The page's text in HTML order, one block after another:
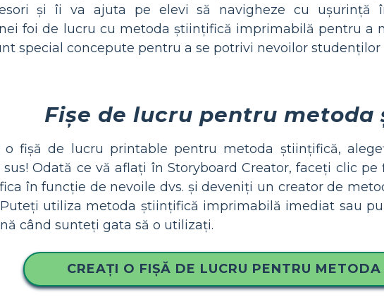
și îi va ajuta pe elevi să navigheze cu ușurință
foi de lucru cu metoda științifică imprimabilă pentru a
special concepute pentru a se potrivi nevoilor studenților
Fișe de lucru pentru
o fișă de lucru printable pentru metoda științifică,
Odată ce vă aflați în Storyboard Creator, faceți clic
în funcție de nevoile dvs. și deveniți un creator de
Puteți utiliza metoda științifică imprimabilă imediat sau
când sunteți gata să o utilizați.
CREAȚI O FIȘĂ DE LUCRU PENTRU